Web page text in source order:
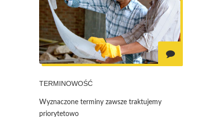
TERMINOWOŚĆ
Wyznaczone terminy zawsze traktujemy
priorytetowo